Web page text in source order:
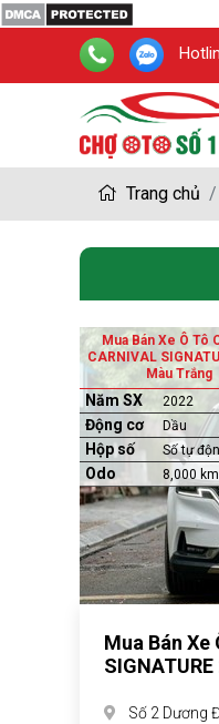
Trang chủ
Mua Bán Xe Ô Tô
CARNIVAL
Màu Trắng
Năm SX 2022
Động cơ Dầu
Hộp số Số tự
Odo 8,000 km
Mua Bán Xe
Số 2 Dương